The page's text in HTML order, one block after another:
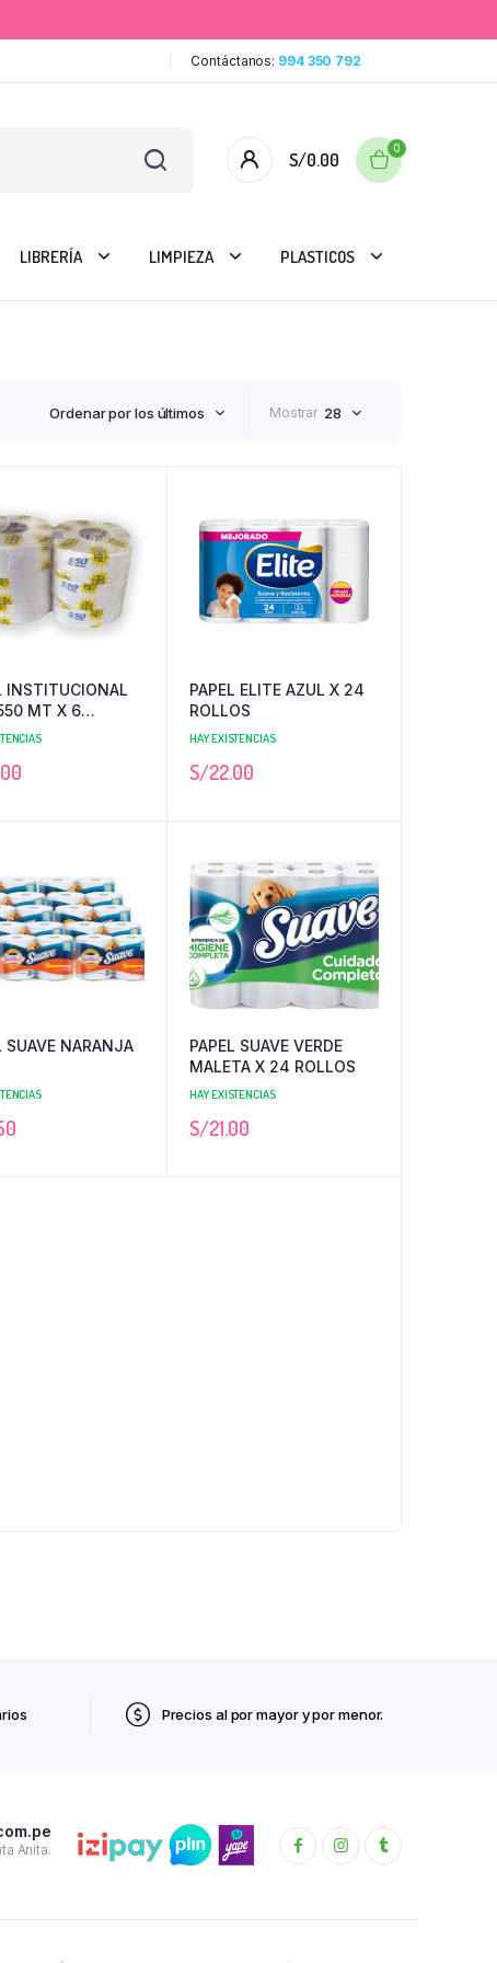
Contáctanos: 994 350 792
S/0.00
0
LIBRERÍA LIMPIEZA PLASTICOS
Ordenar por los últimos Mostrar 28
INSTITUCIONAL
MT X 6
MILAGROS
PAPEL ELITE AZUL X 24
ROLLOS
HAY EXISTENCIAS
S/22.00
SUAVE NARANJA
PAPEL SUAVE VERDE
MALETA X 24 ROLLOS
HAY EXISTENCIAS
S/21.00
Precios al por mayor y por menor.
Anita.